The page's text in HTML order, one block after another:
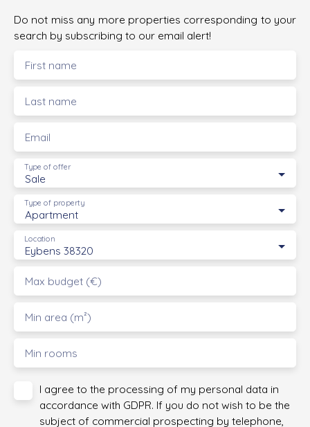
Do not miss any more properties corresponding to your
search by subscribing to our email alert!
First name
Last name
Email
Sale
Type of offer
Apartment
Type of property
Eybens 38320
Location
Max budget (€)
Min area (m²)
Min rooms
I agree to the processing of my personal data in
accordance with GDPR. If you do not wish to be the
subject of commercial prospecting by telephone,